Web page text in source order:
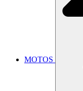
MOTOS